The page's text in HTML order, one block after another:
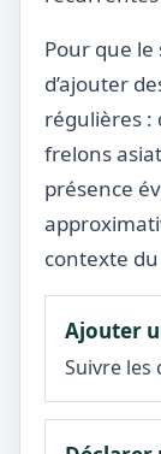
Pour que
d’ajouter
régulières :
frelons
présence
contexte
Ajouter
Suivre les